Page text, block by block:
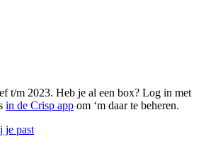
t/m 2023. Heb je al een box? Log in met
in de Crisp app om ‘m daar te beheren.
je past